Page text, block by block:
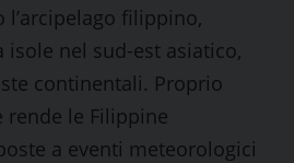
filippino,
nel sud-est asiatico,
continentali. Proprio
rende le Filippine
a eventi meteorologici